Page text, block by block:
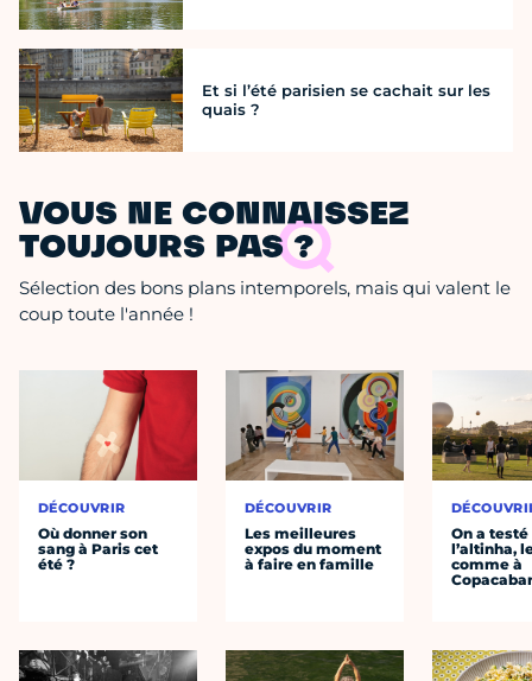
Et si l’été parisien se cachait sur les
quais ?
VOUS NE CONNAISSEZ
TOUJOURS PAS ?
Sélection des bons plans intemporels, mais qui valent le
coup toute l'année !
DÉCOUVRIR
Où donner son
sang à Paris cet
été ?
DÉCOUVRIR
Les meilleures
expos du moment
à faire en famille
On a testé
l’altinha,
comme à